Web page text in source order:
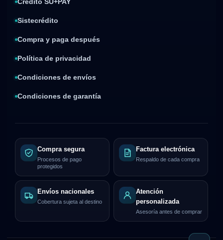
Crédito SU+PAY
Sistecrédito
Compra y paga después
Política de privacidad
Condiciones de envíos
Condiciones de garantía
Compra segura
Procesos de pago
protegidos
Factura electrónica
Respaldo de cada compra
Envíos nacionales
Cobertura sujeta al destino
Atención
personalizada
Asesoría antes de comprar